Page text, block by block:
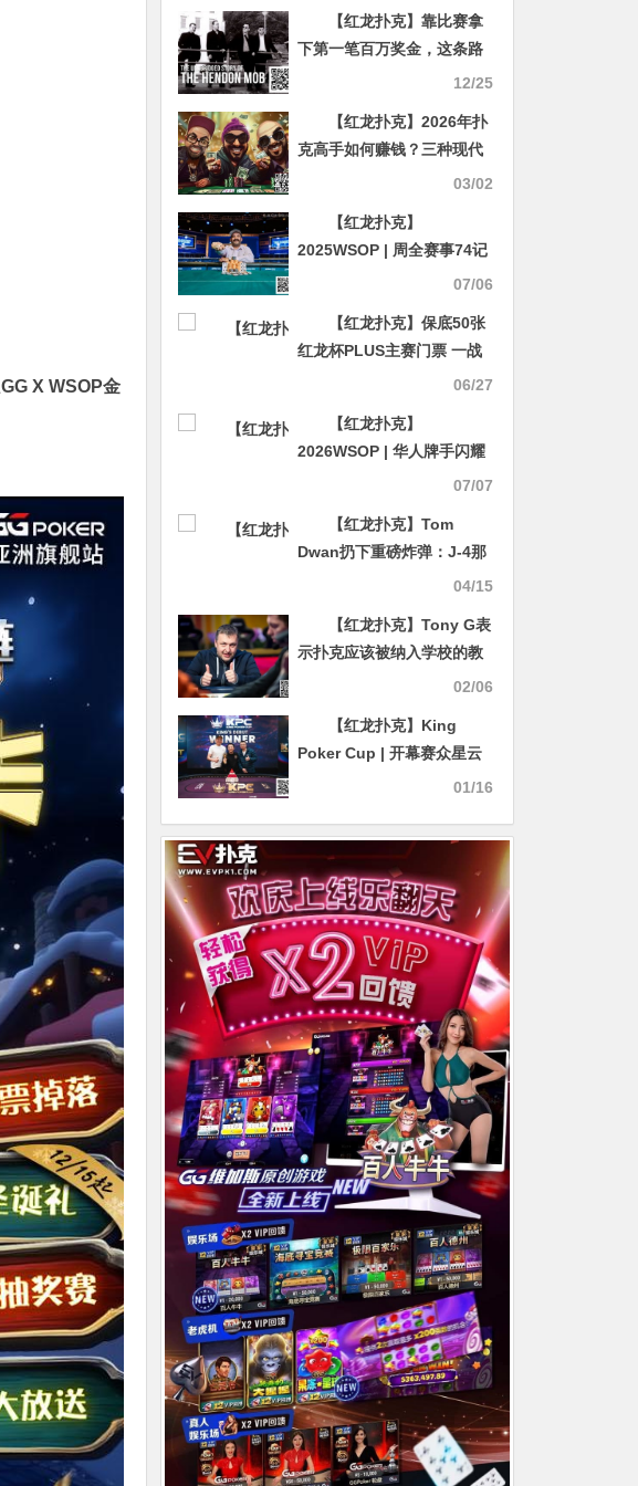
GG X WSOP金
【红龙扑克】靠比赛拿
下第一笔百万奖金，这条路
12/25
【红龙扑克】2026年扑
克高手如何赚钱？三种现代
03/02
【红龙扑克】
2025WSOP | 周全赛事74记
分牌领衔7强晋级，迷你主赛
07/06
【红龙扑克】保底50张
红龙杯PLUS主赛门票 一战
成名全民冲刺赛6月30日开
06/27
【红龙扑克】
2026WSOP | 华人牌手闪耀
赛场：Pete Chen、陈星
桌；主赛事多名国人高分晋
级
07/07
【红龙扑克】Tom
Dwan扔下重磅炸弹：J-4那
手牌“不干净”，我掌握从未
04/15
【红龙扑克】Tony G表
示扑克应该被纳入学校的教
02/06
【红龙扑克】King
Poker Cup | 开幕赛众星云
集，决赛激战11小时，张阳
01/16